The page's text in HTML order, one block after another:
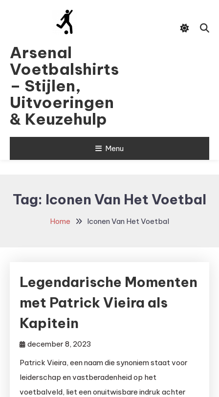
Arsenal
Voetbalshirts
– Stijlen,
Uitvoeringen
& Keuzehulp
Menu
Tag: Iconen Van Het Voetbal
Home Iconen Van Het Voetbal
Legendarische Momenten
met Patrick Vieira als
Kapitein
december 8, 2023
Patrick Vieira, een naam die synoniem staat voor
leiderschap en vastberadenheid op het
voetbalveld, liet een onuitwisbare indruk achter